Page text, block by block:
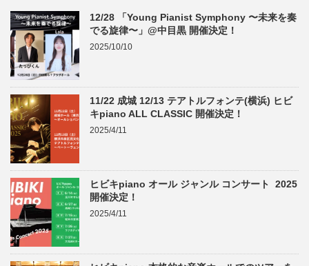
12/28 「Young Pianist Symphony 〜未来を奏
でる旋律〜」@中目黒 開催決定！
2025/10/10
11/22 成城 12/13 テアトルフォンテ(横浜) ヒビ
キpiano ALL CLASSIC 開催決定！
2025/4/11
ヒビキpiano オール ジャンル コンサート 2025
開催決定！
2025/4/11